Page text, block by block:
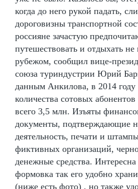
когда до него рукой падать,
дороговизны транспортной
россияне зачастую
путешествовать и отдыхать не
рубежом, сообщил вице-
союза туриндустрии Юрий
данным Анкилова, в 2014
количества сотовых
всего 3,5 млн. Изъяты
документы, подтверждающие
деятельность, печати и
фиктивных организаций,
денежные средства.
формовка так его удобно
(ниже есть фото) , но также